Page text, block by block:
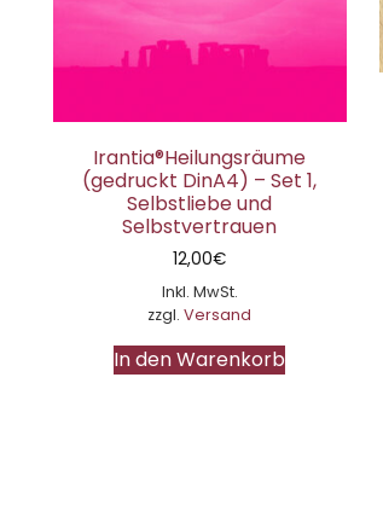
Irantia®Heilungsräume
(gedruckt DinA4) – Set 1,
Selbstliebe und
Selbstvertrauen
12,00€
Inkl. MwSt.
zzgl.Versand
In den Warenkorb